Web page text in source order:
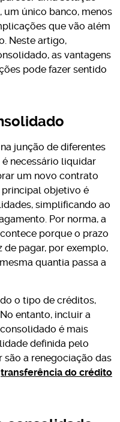
um único banco, menos
que vão além
Neste artigo,
as vantagens
pode fazer sentido
junção de diferentes
necessário liquidar
um novo contrato
objetivo é
simplificando ao
Por norma, a
porque o prazo
de pagar, por exemplo,
quantia passa a
o tipo de créditos,
entanto, incluir a
é mais
definida pelo
são a renegociação das
transferência do crédito